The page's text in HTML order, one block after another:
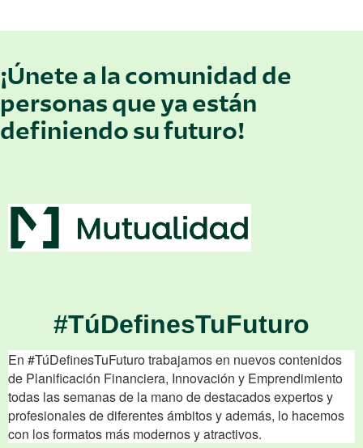
¡Únete a la comunidad de
personas que ya están
definiendo su futuro!